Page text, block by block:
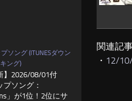
関連記
・ 12/
プソング (ITUNESダウン
ング)
】2026/08/01付
プソング：
」が1位！2位にサ